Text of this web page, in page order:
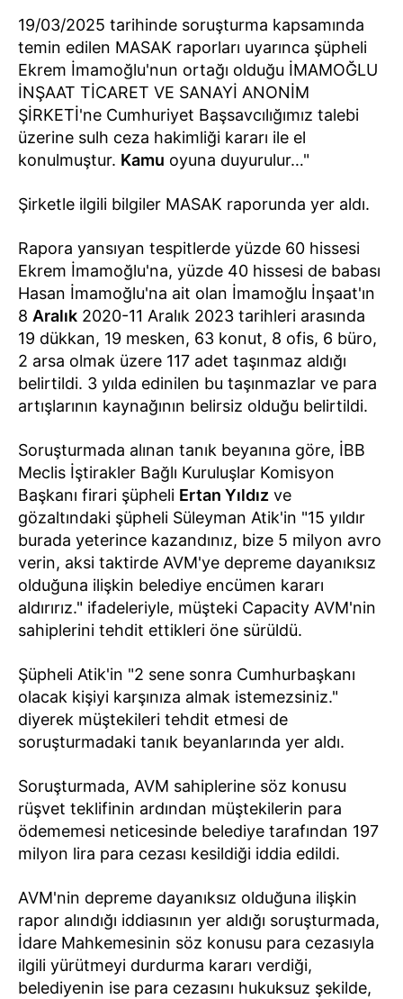
19/03/2025 tarihinde soruşturma kapsamında
temin edilen MASAK raporları uyarınca şüpheli
Ekrem İmamoğlu'nun ortağı olduğu İMAMOĞLU
İNŞAAT TİCARET VE SANAYİ ANONİM
ŞİRKETİ'ne Cumhuriyet Başsavcılığımız talebi
üzerine sulh ceza hakimliği kararı ile el
konulmuştur. Kamu oyuna duyurulur…"
Şirketle ilgili bilgiler MASAK raporunda yer aldı.
Rapora yansıyan tespitlerde yüzde 60 hissesi
Ekrem İmamoğlu'na, yüzde 40 hissesi de babası
Hasan İmamoğlu'na ait olan İmamoğlu İnşaat'ın
8 Aralık 2020-11 Aralık 2023 tarihleri arasında
19 dükkan, 19 mesken, 63 konut, 8 ofis, 6 büro,
2 arsa olmak üzere 117 adet taşınmaz aldığı
belirtildi. 3 yılda edinilen bu taşınmazlar ve para
artışlarının kaynağının belirsiz olduğu belirtildi.
Soruşturmada alınan tanık beyanına göre, İBB
Meclis İştirakler Bağlı Kuruluşlar Komisyon
Başkanı firari şüpheli Ertan Yıldız ve
gözaltındaki şüpheli Süleyman Atik'in "15 yıldır
burada yeterince kazandınız, bize 5 milyon avro
verin, aksi taktirde AVM'ye depreme dayanıksız
olduğuna ilişkin belediye encümen kararı
aldırırız." ifadeleriyle, müşteki Capacity AVM'nin
sahiplerini tehdit ettikleri öne sürüldü.
Şüpheli Atik'in "2 sene sonra Cumhurbaşkanı
olacak kişiyi karşınıza almak istemezsiniz."
diyerek müştekileri tehdit etmesi de
soruşturmadaki tanık beyanlarında yer aldı.
Soruşturmada, AVM sahiplerine söz konusu
rüşvet teklifinin ardından müştekilerin para
ödememesi neticesinde belediye tarafından 197
milyon lira para cezası kesildiği iddia edildi.
AVM'nin depreme dayanıksız olduğuna ilişkin
rapor alındığı iddiasının yer aldığı soruşturmada,
İdare Mahkemesinin söz konusu para cezasıyla
ilgili yürütmeyi durdurma kararı verdiği,
belediyenin ise para cezasını hukuksuz şekilde,